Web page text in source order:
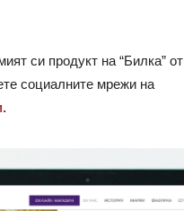
си продукт на “Билка” от
социалните мрежи на